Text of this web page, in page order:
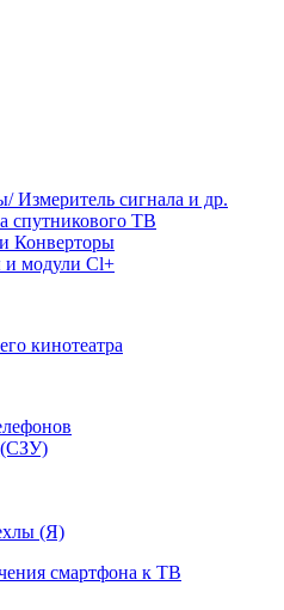
Измеритель сигнала и др.
спутникового ТВ
Конверторы
и модули Cl+
кинотеатра
(СЗУ)
(Я)
смартфона к ТВ